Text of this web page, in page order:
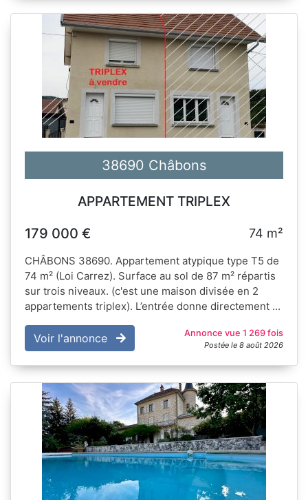
38690 Châbons
APPARTEMENT TRIPLEX
179 000 €
74 m²
CHÂBONS 38690. Appartement atypique type T5 de
74 m² (Loi Carrez). Surface au sol de 87 m² répartis
sur trois niveaux. (c'est une maison divisée en 2
appartements triplex). L’entrée donne directement ...
Voir l'annonce Annonce vue 1 269 fois
Postée le 8 août 2026